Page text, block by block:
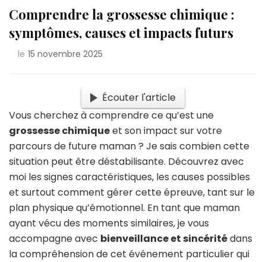
Comprendre la grossesse chimique :
symptômes, causes et impacts futurs
le 15 novembre 2025
Écouter l'article
Vous cherchez à comprendre ce qu’est une
grossesse chimiqueet son impact sur votre
parcours de future maman ? Je sais combien cette
situation peut être déstabilisante. Découvrez avec
moi les signes caractéristiques, les causes possibles
et surtout comment gérer cette épreuve, tant sur le
plan physique qu’émotionnel. En tant que maman
ayant vécu des moments similaires, je vous
accompagne avec bienveillance et sincéritédans
la compréhension de cet événement particulier qui